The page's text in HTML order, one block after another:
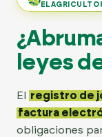
leyes
El registro de
factura
obligaciones